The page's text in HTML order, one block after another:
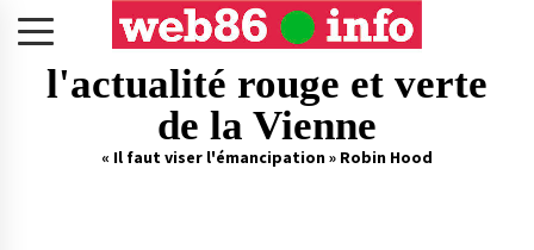
l'actualité rouge et verte
de la Vienne
« Il faut viser l'émancipation » Robin Hood